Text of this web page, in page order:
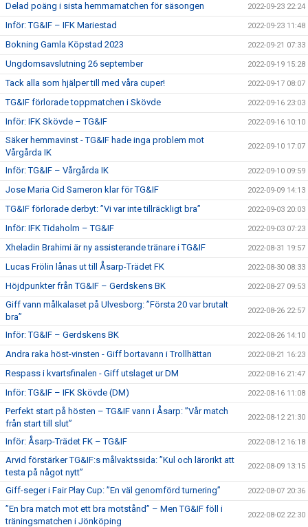
Delad poäng i sista hemmamatchen för säsongen 2022-09-23 22:24
Inför: TG&IF – IFK Mariestad 2022-09-23 11:48
Bokning Gamla Köpstad 2023 2022-09-21 07:33
Ungdomsavslutning 26 september 2022-09-19 15:28
Tack alla som hjälper till med våra cuper! 2022-09-17 08:07
TG&IF förlorade toppmatchen i Skövde 2022-09-16 23:03
Inför: IFK Skövde – TG&IF 2022-09-16 10:10
Säker hemmavinst - TG&IF hade inga problem mot
Vårgårda IK
2022-09-10 17:07
Inför: TG&IF – Vårgårda IK 2022-09-10 09:59
Jose Maria Cid Sameron klar för TG&IF 2022-09-09 14:13
TG&IF förlorade derbyt: ”Vi var inte tillräckligt bra” 2022-09-03 20:03
Inför: IFK Tidaholm – TG&IF 2022-09-03 07:23
Xheladin Brahimi är ny assisterande tränare i TG&IF 2022-08-31 19:57
Lucas Frölin lånas ut till Åsarp-Trädet FK 2022-08-30 08:33
Höjdpunkter från TG&IF – Gerdskens BK 2022-08-27 09:53
Giff vann målkalaset på Ulvesborg: ”Första 20 var brutalt
bra”
2022-08-26 22:57
Inför: TG&IF – Gerdskens BK 2022-08-26 14:10
Andra raka höst-vinsten - Giff bortavann i Trollhättan 2022-08-21 16:23
Respass i kvartsfinalen - Giff utslaget ur DM 2022-08-16 21:47
Inför: TG&IF – IFK Skövde (DM) 2022-08-16 11:08
Perfekt start på hösten – TG&IF vann i Åsarp: ”Vår match
från start till slut”
2022-08-12 21:30
Inför: Åsarp-Trädet FK – TG&IF 2022-08-12 16:18
Arvid förstärker TG&IF:s målvaktssida: ”Kul och lärorikt att
testa på något nytt”
2022-08-09 13:15
Giff-seger i Fair Play Cup: ”En väl genomförd turnering” 2022-08-07 20:36
”En bra match mot ett bra motstånd” – Men TG&IF föll i
träningsmatchen i Jönköping
2022-08-02 22:30